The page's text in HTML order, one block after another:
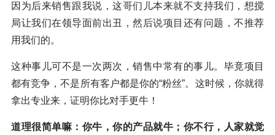
因为后来销售跟我说，这哥们儿本来就不支持我们，想搅
局让我们在领导面前出丑，然后说项目还有问题，不推荐
用我们的。
这种事儿可不是一次两次，销售中常有的事儿。毕竟项目
都有竞争，不是所有客户都是你的“粉丝”。这时候，你就得
拿出专业来，证明你比对手更牛！
道理很简单嘛：你牛，你的产品就牛；你不行，人家就觉